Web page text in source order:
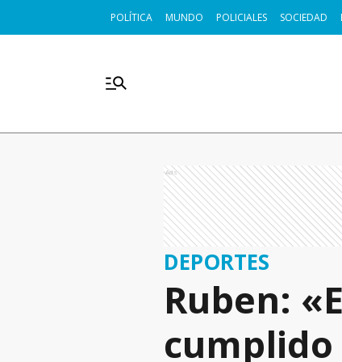
POLÍTICA MUNDO POLICIALES SOCIEDAD
Ads
DEPORTES
Ruben:
cumplido